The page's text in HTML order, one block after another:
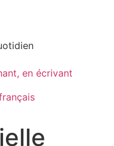
en écrivant